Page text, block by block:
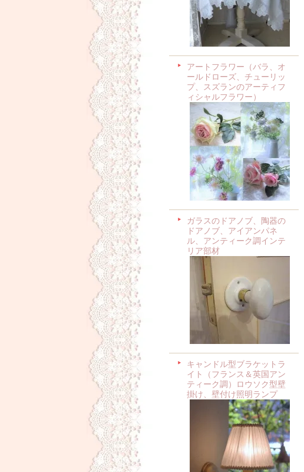
アートフラワー（バラ、オ
ールドローズ、チューリッ
プ、スズランのアーティフ
ィシャルフラワー）
ガラスのドアノブ、陶器の
ドアノブ、アイアンパネ
ル、アンティーク調インテ
リア部材
キャンドル型ブラケットラ
イト（フランス＆英国アン
ティーク調）ロウソク型壁
掛け、壁付け照明ランプ